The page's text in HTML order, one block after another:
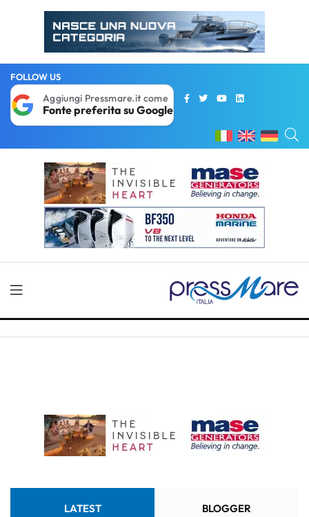
FOLLOW US
Aggiungi Pressmare.it come
Fonte preferita su Google
LATEST BLOGGER